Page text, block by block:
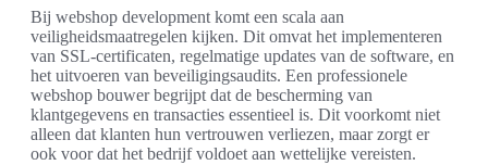
Bij webshop development komt een scala aan
veiligheidsmaatregelen kijken. Dit omvat het implementeren
van SSL-certificaten, regelmatige updates van de software, en
het uitvoeren van beveiligingsaudits. Een professionele
webshop bouwer begrijpt dat de bescherming van
klantgegevens en transacties essentieel is. Dit voorkomt niet
alleen dat klanten hun vertrouwen verliezen, maar zorgt er
ook voor dat het bedrijf voldoet aan wettelijke vereisten.